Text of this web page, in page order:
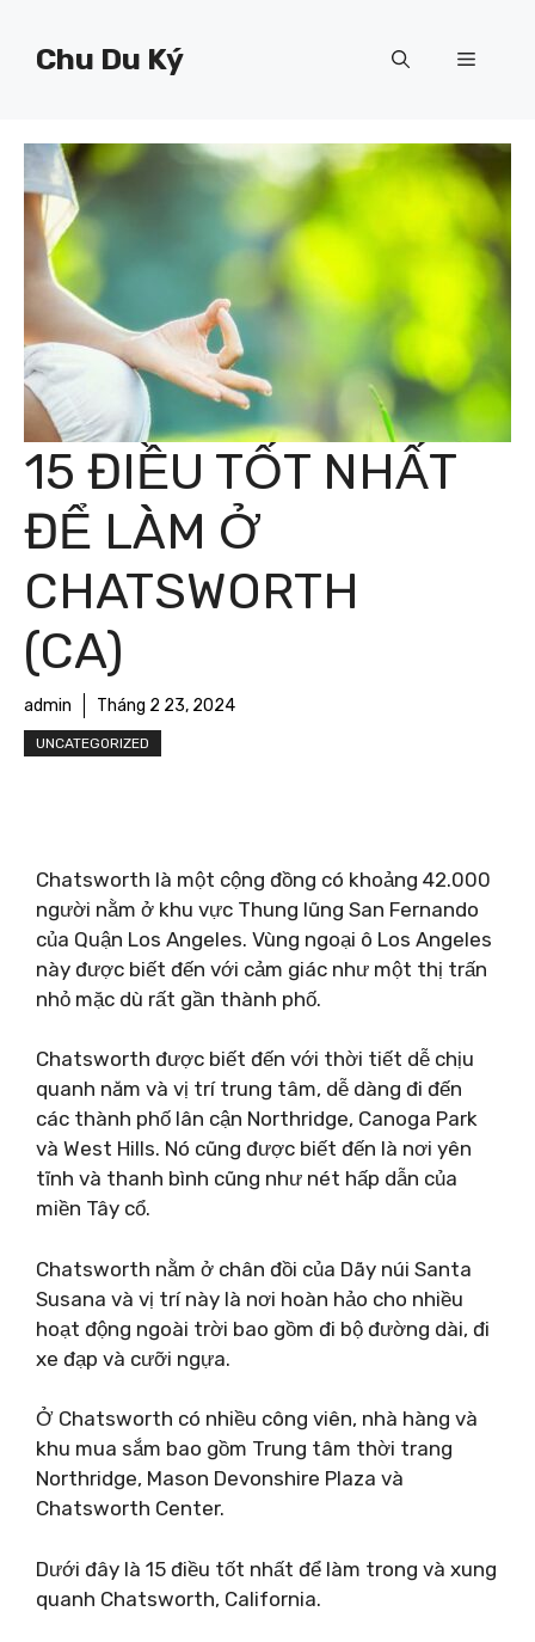
Chu Du Ký Menu
15 ĐIỀU TỐT NHẤT
ĐỂ LÀM Ở
CHATSWORTH
(CA)
admin Tháng 2 23, 2024
UNCATEGORIZED
Chatsworth là một cộng đồng có khoảng 42.000
người nằm ở khu vực Thung lũng San Fernando
của Quận Los Angeles. Vùng ngoại ô Los Angeles
này được biết đến với cảm giác như một thị trấn
nhỏ mặc dù rất gần thành phố.
Chatsworth được biết đến với thời tiết dễ chịu
quanh năm và vị trí trung tâm, dễ dàng đi đến
các thành phố lân cận Northridge, Canoga Park
và West Hills. Nó cũng được biết đến là nơi yên
tĩnh và thanh bình cũng như nét hấp dẫn của
miền Tây cổ.
Chatsworth nằm ở chân đồi của Dãy núi Santa
Susana và vị trí này là nơi hoàn hảo cho nhiều
hoạt động ngoài trời bao gồm đi bộ đường dài, đi
xe đạp và cưỡi ngựa.
Ở Chatsworth có nhiều công viên, nhà hàng và
khu mua sắm bao gồm Trung tâm thời trang
Northridge, Mason Devonshire Plaza và
Chatsworth Center.
Dưới đây là 15 điều tốt nhất để làm trong và xung
quanh Chatsworth, California.